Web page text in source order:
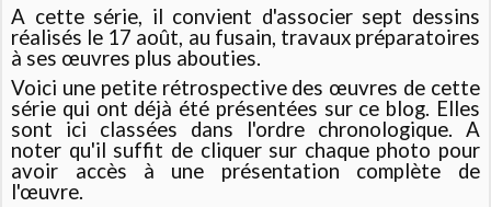
A cette série, il convient d'associer sept dessins
réalisés le 17 août, au fusain, travaux préparatoires
à ses œuvres plus abouties.
Voici une petite rétrospective des œuvres de cette
série qui ont déjà été présentées sur ce blog. Elles
sont ici classées dans l'ordre chronologique. A
noter qu'il suffit de cliquer sur chaque photo pour
avoir accès à une présentation complète de
l'œuvre.